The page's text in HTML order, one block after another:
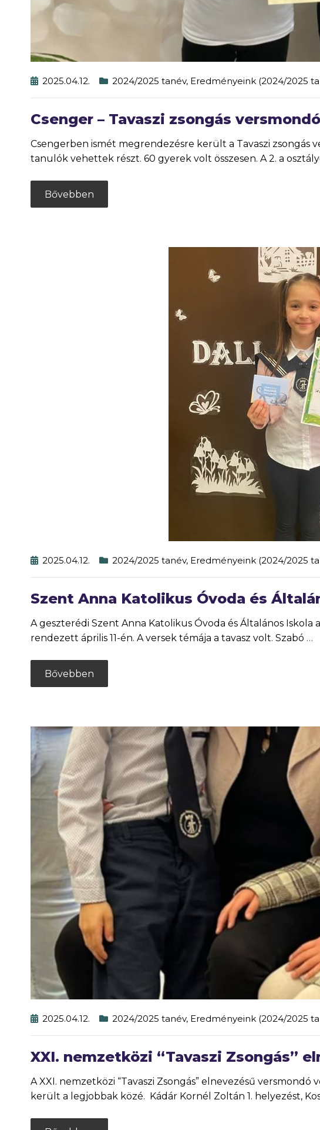
2025.04.12. 2024/2025 tanév, Eredményeink (2024/2025
Csenger – Tavaszi zsongás
Csengerben ismét megrendezésre került a Tavaszi zsongás
tanulók vehettek részt. 60 gyerek volt összesen. A 2. a
Bővebben
2025.04.12. 2024/2025 tanév, Eredményeink (2024/2025
Szent Anna Katolikus Óvoda és
A geszterédi Szent Anna Katolikus Óvoda és Általános
rendezett április 11-én. A versek témája a tavasz volt. Szabó …
Bővebben
2025.04.12. 2024/2025 tanév, Eredményeink (2024/2025
XXI. nemzetközi “Tavaszi Zsongás”
A XXI. nemzetközi “Tavaszi Zsongás” elnevezésű
került a legjobbak közé. Kádár Kornél Zoltán 1. helyezést,